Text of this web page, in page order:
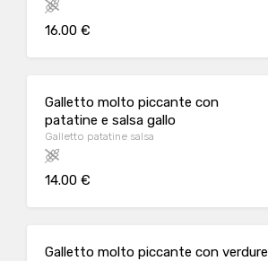
16.00 €
Galletto molto piccante con
patatine e salsa gallo
Galletto patatine salsa
14.00 €
Galletto molto piccante con verdure